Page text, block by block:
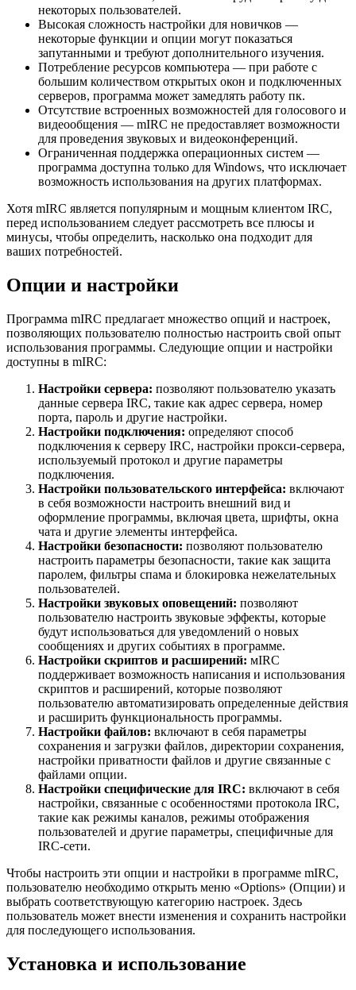
некоторых пользователей.
Высокая сложность настройки для новичков —
некоторые функции и опции могут показаться
запутанными и требуют дополнительного изучения.
Потребление ресурсов компьютера — при работе с
большим количеством открытых окон и подключенных
серверов, программа может замедлять работу пк.
Отсутствие встроенных возможностей для голосового и
видеообщения — mIRC не предоставляет возможности
для проведения звуковых и видеоконференций.
Ограниченная поддержка операционных систем —
программа доступна только для Windows, что исключает
возможность использования на других платформах.
Хотя mIRC является популярным и мощным клиентом IRC,
перед использованием следует рассмотреть все плюсы и
минусы, чтобы определить, насколько она подходит для
ваших потребностей.
Опции и настройки
Программа mIRC предлагает множество опций и настроек,
позволяющих пользователю полностью настроить свой опыт
использования программы. Следующие опции и настройки
доступны в mIRC:
Настройки сервера: позволяют пользователю указать
данные сервера IRC, такие как адрес сервера, номер
порта, пароль и другие настройки.
Настройки подключения: определяют способ
подключения к серверу IRC, настройки прокси-сервера,
используемый протокол и другие параметры
подключения.
Настройки пользовательского интерфейса: включают
в себя возможности настроить внешний вид и
оформление программы, включая цвета, шрифты, окна
чата и другие элементы интерфейса.
Настройки безопасности: позволяют пользователю
настроить параметры безопасности, такие как защита
паролем, фильтры спама и блокировка нежелательных
пользователей.
Настройки звуковых оповещений: позволяют
пользователю настроить звуковые эффекты, которые
будут использоваться для уведомлений о новых
сообщениях и других событиях в программе.
Настройки скриптов и расширений: мIRC
поддерживает возможность написания и использования
скриптов и расширений, которые позволяют
пользователю автоматизировать определенные действия
и расширить функциональность программы.
Настройки файлов: включают в себя параметры
сохранения и загрузки файлов, директории сохранения,
настройки приватности файлов и другие связанные с
файлами опции.
Настройки специфические для IRC: включают в себя
настройки, связанные с особенностями протокола IRC,
такие как режимы каналов, режимы отображения
пользователей и другие параметры, специфичные для
IRC-сети.
Чтобы настроить эти опции и настройки в программе mIRC,
пользователю необходимо открыть меню «Options» (Опции) и
выбрать соответствующую категорию настроек. Здесь
пользователь может внести изменения и сохранить настройки
для последующего использования.
Установка и использование